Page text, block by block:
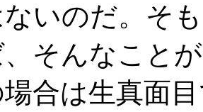
いのだ。そ
そんなこと
合は生真面